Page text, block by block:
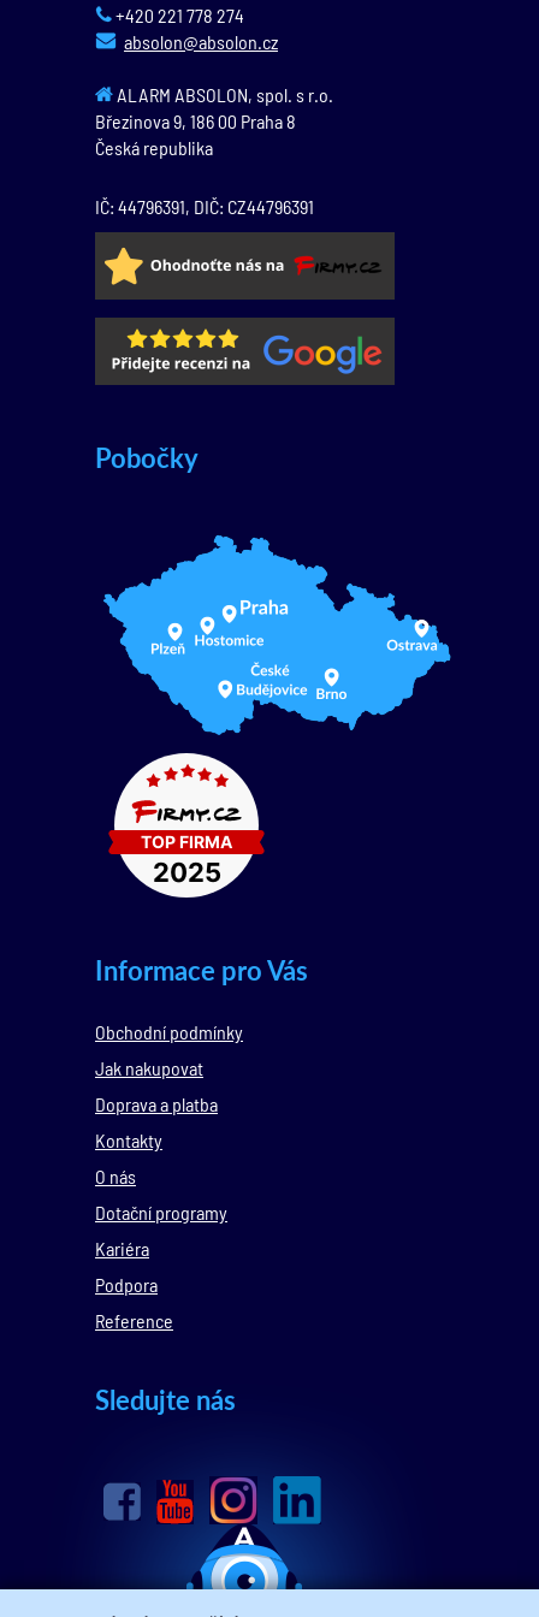
+420 221 778 274
absolon@absolon.cz
ALARM ABSOLON, spol. s r.o.
Březinova 9, 186 00 Praha 8
Česká republika
IČ: 44796391, DIČ: CZ44796391
Pobočky
Informace pro Vás
Obchodní podmínky
Jak nakupovat
Doprava a platba
Kontakty
O nás
Dotační programy
Kariéra
Podpora
Reference
Sledujte nás